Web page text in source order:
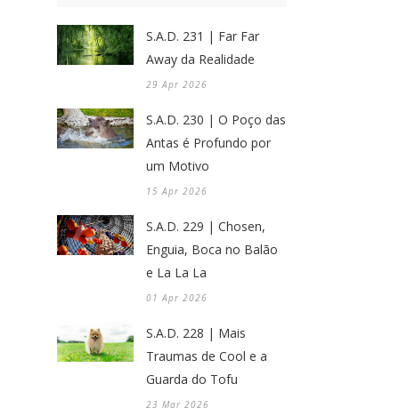
S.A.D. 231 | Far Far
Away da Realidade
29 Apr 2026
S.A.D. 230 | O Poço das
Antas é Profundo por
um Motivo
15 Apr 2026
S.A.D. 229 | Chosen,
Enguia, Boca no Balão
e La La La
01 Apr 2026
S.A.D. 228 | Mais
Traumas de Cool e a
Guarda do Tofu
23 Mar 2026